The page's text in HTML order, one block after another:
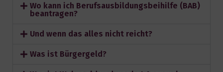
Wo kann ich Berufsausbildungsbeihilfe (BAB)
beantragen?
Und wenn das alles nicht reicht?
Was ist Bürgergeld?